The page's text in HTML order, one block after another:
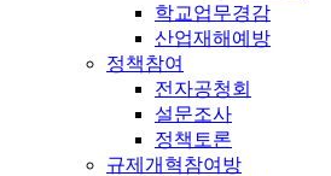
학교업무경감
산업재해예방
정책참여
전자공청회
설문조사
정책토론
규제개혁참여방